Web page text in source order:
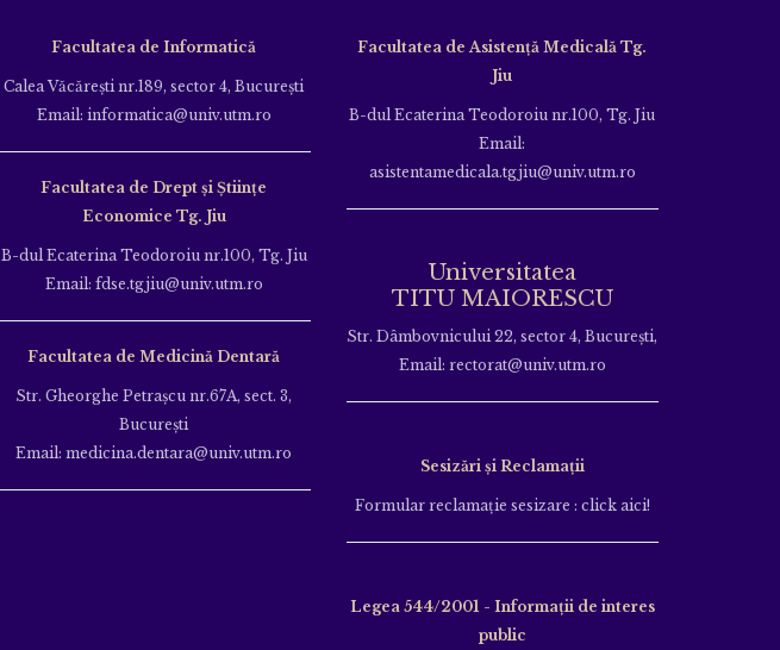
Facultatea de Informatică
Calea Văcăreşti nr.189, sector 4, Bucureşti
Email: informatica@univ.utm.ro
Facultatea de Drept și Științe
Economice Tg. Jiu
B-dul Ecaterina Teodoroiu nr.100, Tg. Jiu
Email: fdse.tgjiu@univ.utm.ro
Facultatea de Medicină Dentară
Str. Gheorghe Petraşcu nr.67A, sect. 3,
Bucureşti
Email: medicina.dentara@univ.utm.ro
Facultatea de Asistență Medicală Tg.
Jiu
B-dul Ecaterina Teodoroiu nr.100, Tg. Jiu
Email:
asistentamedicala.tgjiu@univ.utm.ro
Universitatea
TITU MAIORESCU
Str. Dâmbovnicului 22, sector 4, București,
Email: rectorat@univ.utm.ro
Sesizări și Reclamații
Formular reclamație sesizare : click aici!
Legea 544/2001 - Informații de interes
public